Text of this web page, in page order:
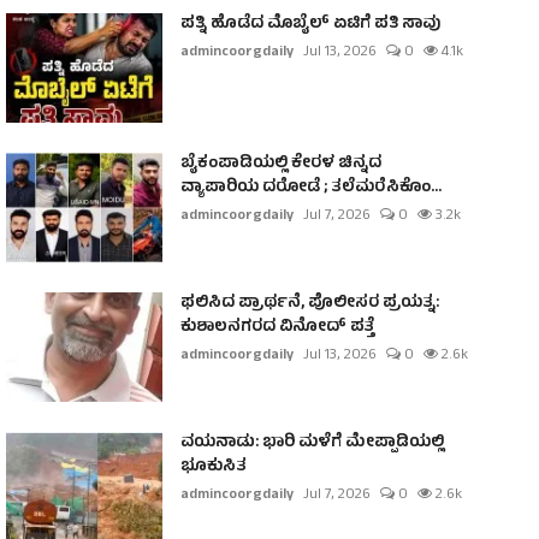
ಪತ್ನಿ ಹೊಡೆದ ಮೊಬೈಲ್ ಏಟಿಗೆ ಪತಿ ಸಾವು
admincoorgdaily Jul 13, 2026 0 4.1k
ಬೈಕಂಪಾಡಿಯಲ್ಲಿ ಕೇರಳ ಚಿನ್ನದ
ವ್ಯಾಪಾರಿಯ ದರೋಡೆ ; ತಲೆಮರೆಸಿಕೊಂ...
admincoorgdaily Jul 7, 2026 0 3.2k
ಫಲಿಸಿದ ಪ್ರಾರ್ಥನೆ, ಪೊಲೀಸರ ಪ್ರಯತ್ನ:
ಕುಶಾಲನಗರದ ವಿನೋದ್ ಪತ್ತೆ
admincoorgdaily Jul 13, 2026 0 2.6k
ವಯನಾಡು: ಭಾರಿ ಮಳೆಗೆ ಮೇಪ್ಪಾಡಿಯಲ್ಲಿ
ಭೂಕುಸಿತ
admincoorgdaily Jul 7, 2026 0 2.6k